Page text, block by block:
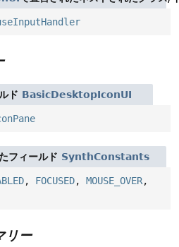
ド BasicDesktopIconUI
フィールド SynthConstants
, FOCUSED, MOUSE_OVER,
リー